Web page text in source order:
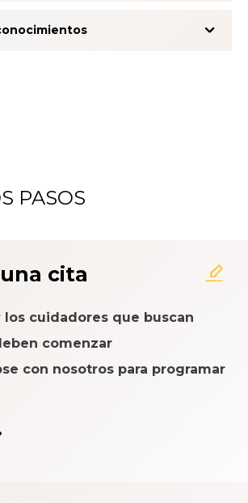
Sistema de
PASOS
cita
los cuidadores que buscan
comenzar
con nosotros para programar